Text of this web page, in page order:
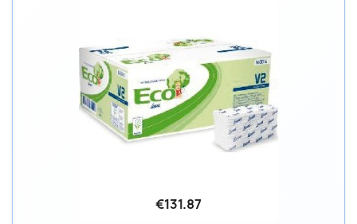
€131.87